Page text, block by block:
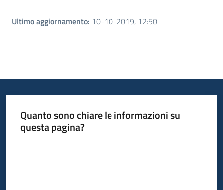
Ultimo aggiornamento: 10-10-2019, 12:50
Quanto sono chiare le informazioni su
questa pagina?